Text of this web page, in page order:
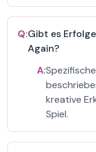
Q:Gibt es
Again?
A:
kreative
Spiel.